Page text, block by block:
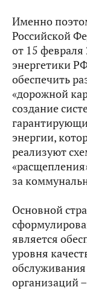
Именно
Российской
от 15
энергетики
обеспечить
«дорожной
создание
энергии,
реализуют
за
Основной
является
уровня
организаций